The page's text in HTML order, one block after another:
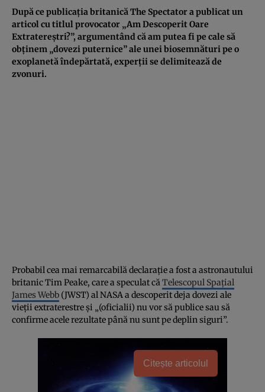
După ce publicația britanică The Spectator a publicat un
articol cu titlul provocator „Am Descoperit Oare
Extratereștri?”, argumentând că am putea fi pe cale să
obținem „dovezi puternice” ale unei biosemnături pe o
exoplanetă îndepărtată, experții se delimitează de
zvonuri.
Probabil cea mai remarcabilă declarație a fost a astronautului
britanic Tim Peake, care a speculat căTelescopul Spațial
James Webb (JWST) al NASA a descoperit deja dovezi ale
vieții extraterestre și „(oficialii) nu vor să publice sau să
confirme acele rezultate până nu sunt pe deplin siguri”.
Citește articolul